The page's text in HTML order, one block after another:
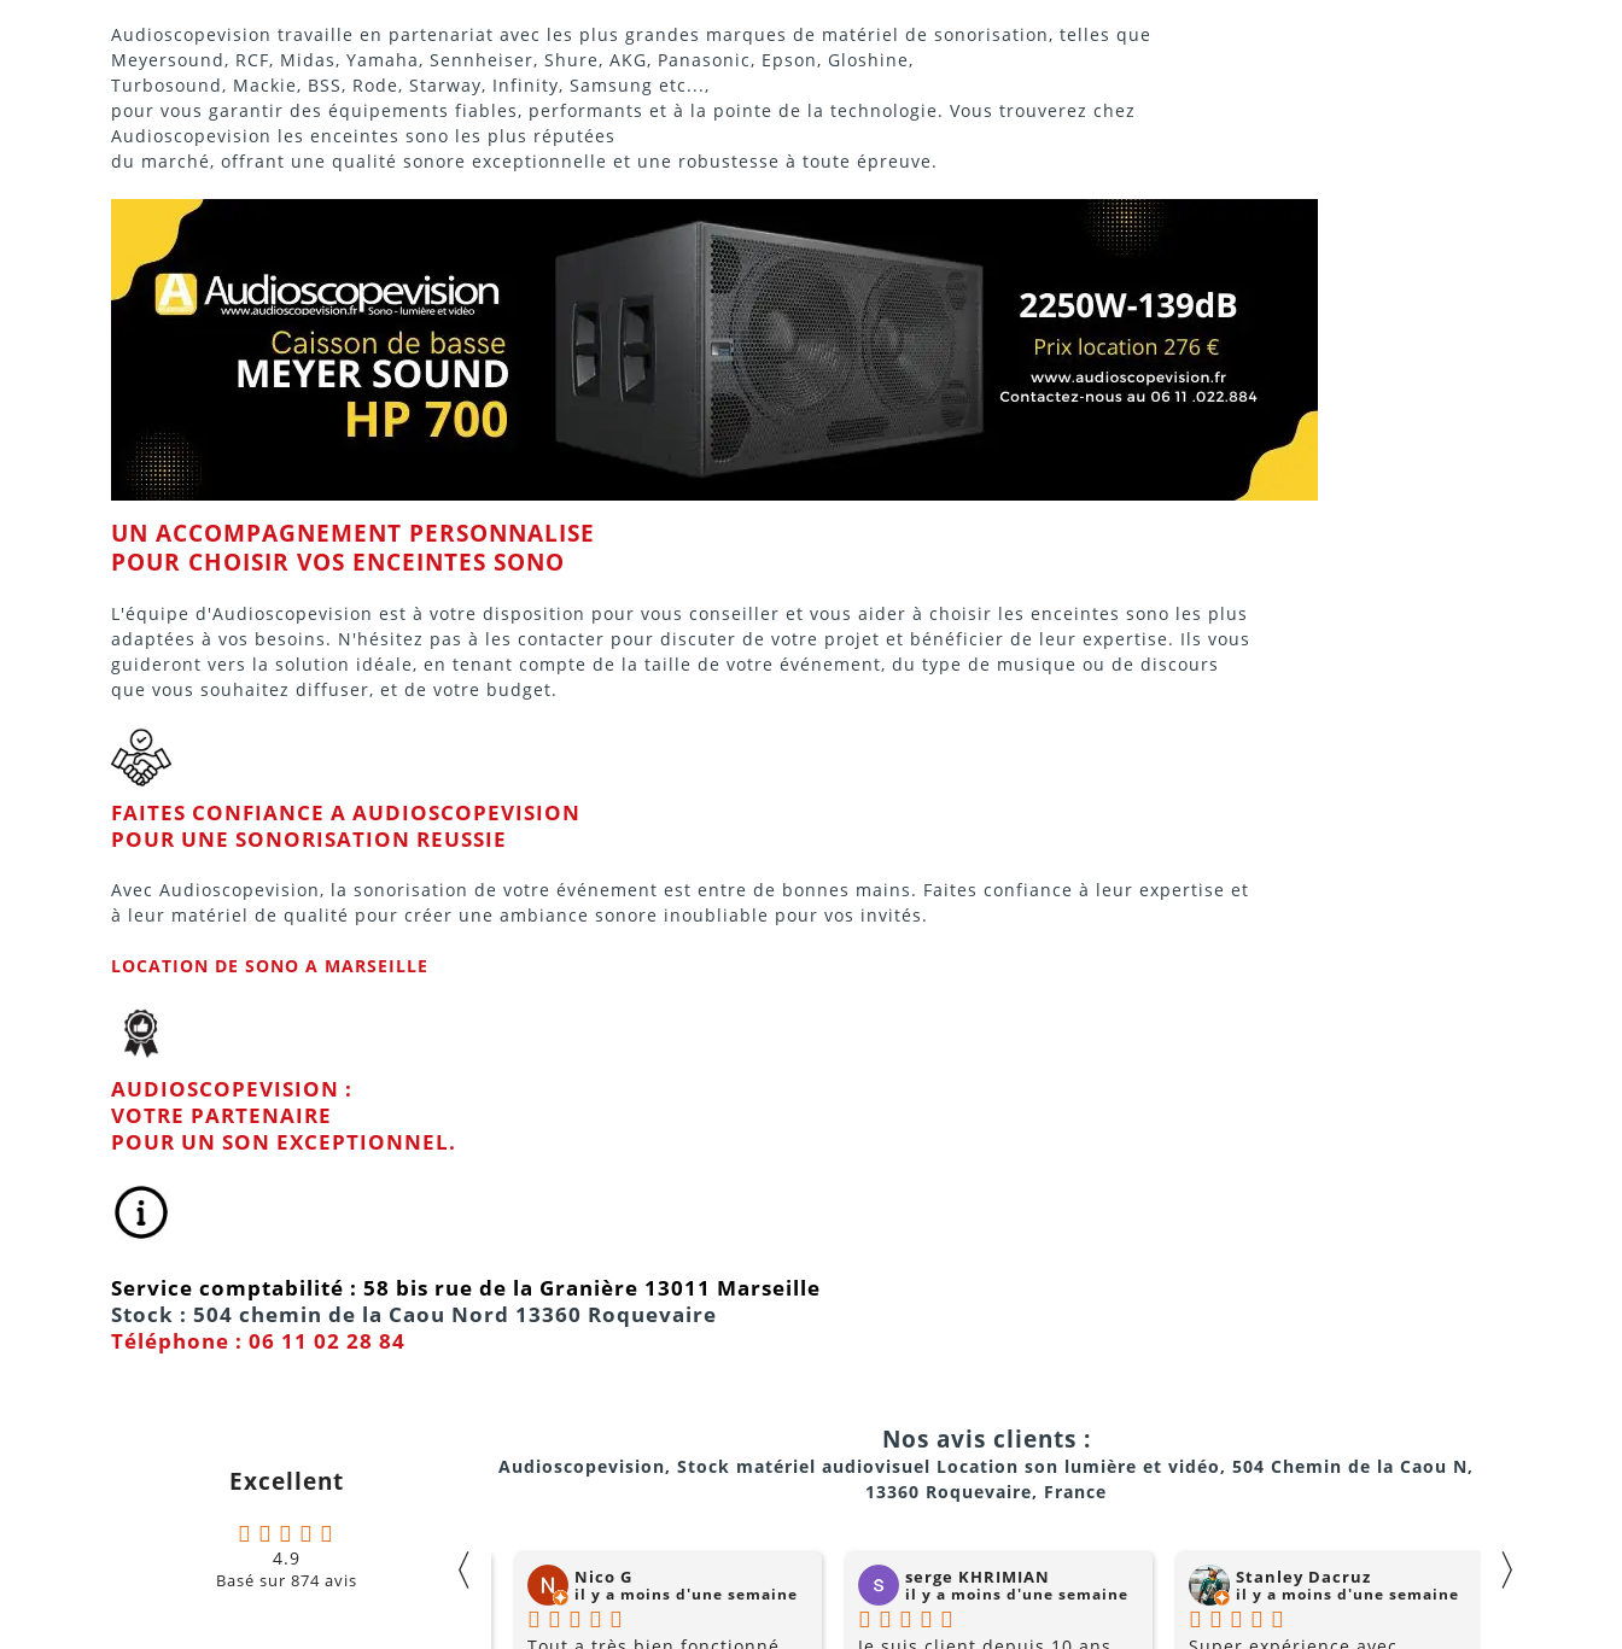
Audioscopevision travaille en partenariat avec les plus grandes marques de matériel de sonorisation, telles que
Meyersound, RCF, Midas, Yamaha, Sennheiser, Shure, AKG, Panasonic, Epson, Gloshine,
Turbosound, Mackie, BSS, Rode, Starway, Infinity, Samsung etc...,
pour vous garantir des équipements fiables, performants et à la pointe de la technologie. Vous trouverez chez
Audioscopevision les enceintes sono les plus réputées
du marché, offrant une qualité sonore exceptionnelle et une robustesse à toute épreuve.
UN ACCOMPAGNEMENT PERSONNALISE
POUR CHOISIR VOS ENCEINTES SONO
L'équipe d'Audioscopevision est à votre disposition pour vous conseiller et vous aider à choisir les enceintes sono les plus
adaptées à vos besoins. N'hésitez pas à les contacter pour discuter de votre projet et bénéficier de leur expertise. Ils vous
guideront vers la solution idéale, en tenant compte de la taille de votre événement, du type de musique ou de discours
que vous souhaitez diffuser, et de votre budget.
FAITES CONFIANCE A AUDIOSCOPEVISION
POUR UNE SONORISATION REUSSIE
Avec Audioscopevision, la sonorisation de votre événement est entre de bonnes mains. Faites confiance à leur expertise et
à leur matériel de qualité pour créer une ambiance sonore inoubliable pour vos invités.
LOCATION DE SONO A MARSEILLE
AUDIOSCOPEVISION :
VOTRE PARTENAIRE
POUR UN SON EXCEPTIONNEL.
Service comptabilité : 58 bis rue de la Granière 13011 Marseille
Stock : 504 chemin de la Caou Nord 13360 Roquevaire
Téléphone : 06 11 02 28 84
Excellent
4.9
Basé sur 874avis
Nos avis clients :
Audioscopevision, Stock matériel audiovisuel Location son lumière et vidéo, 504 Chemin de la Caou N,
13360 Roquevaire, France
〈
Liam
il y a moins d'une semaine
Nico G
il y a moins d'une semaine
serge KHRIMIAN
il y a moins d'une semaine
Stanley Dacruz
il y a moins d'une semaine 〉